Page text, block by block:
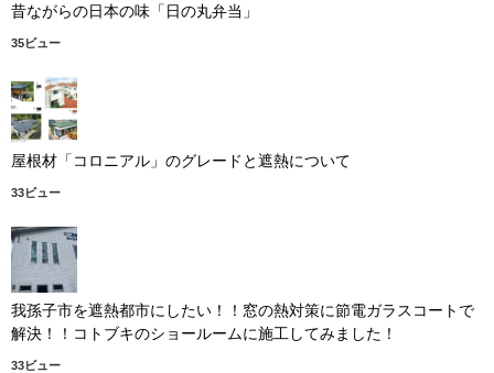
昔ながらの日本の味「日の丸弁当」
35ビュー
屋根材「コロニアル」のグレードと遮熱について
33ビュー
我孫子市を遮熱都市にしたい！！窓の熱対策に節電ガラスコートで
解決！！コトブキのショールームに施工してみました！
33ビュー